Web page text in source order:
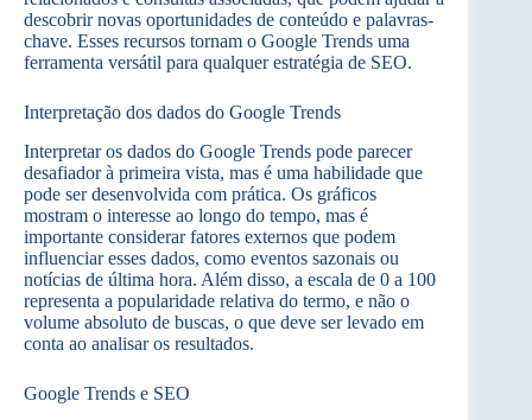
descobrir novas oportunidades de conteúdo e palavras-
chave. Esses recursos tornam o Google Trends uma
ferramenta versátil para qualquer estratégia de SEO.
Interpretação dos dados do Google Trends
Interpretar os dados do Google Trends pode parecer
desafiador à primeira vista, mas é uma habilidade que
pode ser desenvolvida com prática. Os gráficos
mostram o interesse ao longo do tempo, mas é
importante considerar fatores externos que podem
influenciar esses dados, como eventos sazonais ou
notícias de última hora. Além disso, a escala de 0 a 100
representa a popularidade relativa do termo, e não o
volume absoluto de buscas, o que deve ser levado em
conta ao analisar os resultados.
Google Trends e SEO